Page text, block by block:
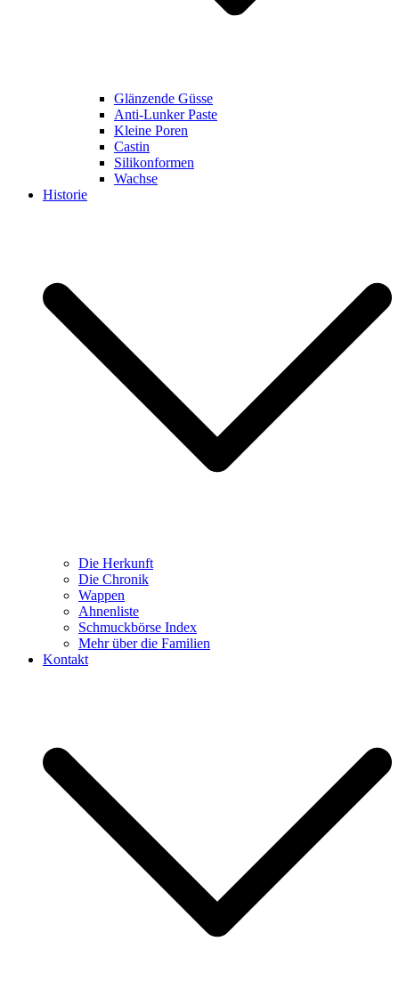
Glänzende Güsse
Anti-Lunker Paste
Kleine Poren
Castin
Silikonformen
Wachse
Historie
Die Herkunft
Die Chronik
Wappen
Ahnenliste
Schmuckbörse Index
Mehr über die Familien
Kontakt